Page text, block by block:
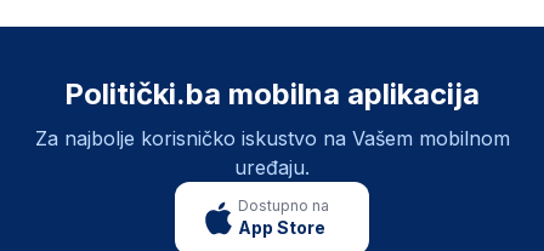
Politički.ba mobilna aplikacija
Za najbolje korisničko iskustvo na Vašem mobilnom
uređaju.
Dostupno na
App Store